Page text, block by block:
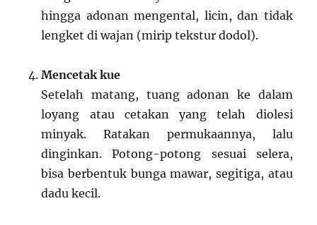
hingga adonan mengental, licin, dan tidak
lengket di wajan (mirip tekstur dodol).
Mencetak kue
Setelah matang, tuang adonan ke dalam
loyang atau cetakan yang telah diolesi
minyak. Ratakan permukaannya, lalu
dinginkan. Potong-potong sesuai selera,
bisa berbentuk bunga mawar, segitiga, atau
dadu kecil.